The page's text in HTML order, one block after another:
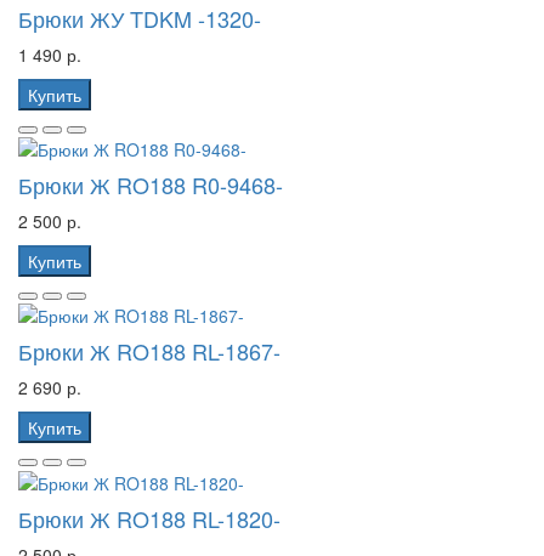
Брюки ЖУ TDKM -1320-
1 490 р.
Купить
Брюки Ж RO188 R0-9468-
2 500 р.
Купить
Брюки Ж RO188 RL-1867-
2 690 р.
Купить
Брюки Ж RO188 RL-1820-